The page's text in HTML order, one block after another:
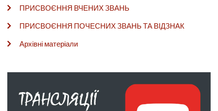
ПРИСВОЄННЯ ВЧЕНИХ ЗВАНЬ
ПРИСВОЄННЯ ПОЧЕСНИХ ЗВАНЬ ТА ВІДЗНАК
Архівні матеріали